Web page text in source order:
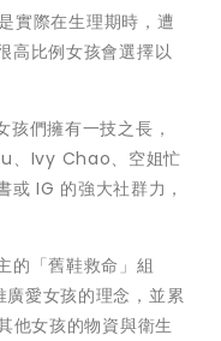
實際在生理期時，遭
高比例女孩會選擇以
們擁有一技之長，
、Ivy Chao、空姐忙
IG 的強大社群力，
的「舊鞋救命」組
愛女孩的理念，並累
他女孩的物資與衛生